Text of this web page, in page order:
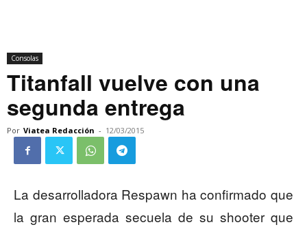
Consolas
Titanfall vuelve con una
segunda entrega
Por Viatea Redacción - 12/03/2015
La desarrolladora Respawn ha confirmado que
la gran esperada secuela de su shooter que